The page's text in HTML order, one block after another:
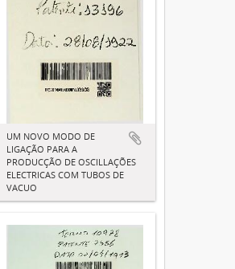
UM NOVO MODO DE
LIGAÇÃO PARA A
PRODUCÇÃO DE OSCILLAÇÕES
ELECTRICAS COM TUBOS DE
VACUO